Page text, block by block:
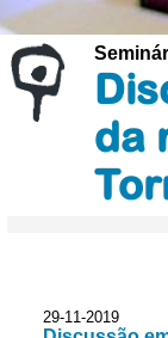
da
29-11-2019